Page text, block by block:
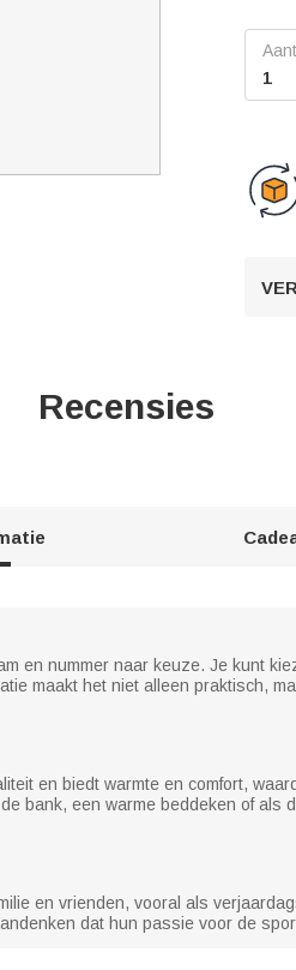
Recensies
en nummer naar keuze. Je kunt
maakt het niet alleen praktisch,
en biedt warmte en comfort,
bank, een warme beddeken of als
en vrienden, vooral als
dat hun passie voor de